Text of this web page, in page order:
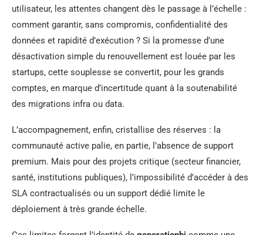
utilisateur, les attentes changent dès le passage à l’échelle :
comment garantir, sans compromis, confidentialité des
données et rapidité d’exécution ? Si la promesse d’une
désactivation simple du renouvellement est louée par les
startups, cette souplesse se convertit, pour les grands
comptes, en marque d’incertitude quant à la soutenabilité
des migrations infra ou data.
L’accompagnement, enfin, cristallise des réserves : la
communauté active palie, en partie, l’absence de support
premium. Mais pour des projets critique (secteur financier,
santé, institutions publiques), l’impossibilité d’accéder à des
SLA contractualisés ou un support dédié limite le
déploiement à très grande échelle.